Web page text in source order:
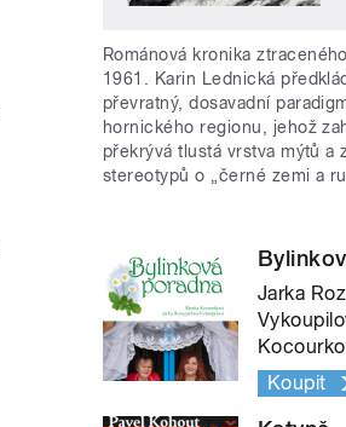
Románová kronika
1961. Karin Lednická
převratný, dosavadní
hornického regionu, jehož
překrývá tlustá vrstva mýtů a
stereotypů o „černé zemi a
Jarka
Koupit